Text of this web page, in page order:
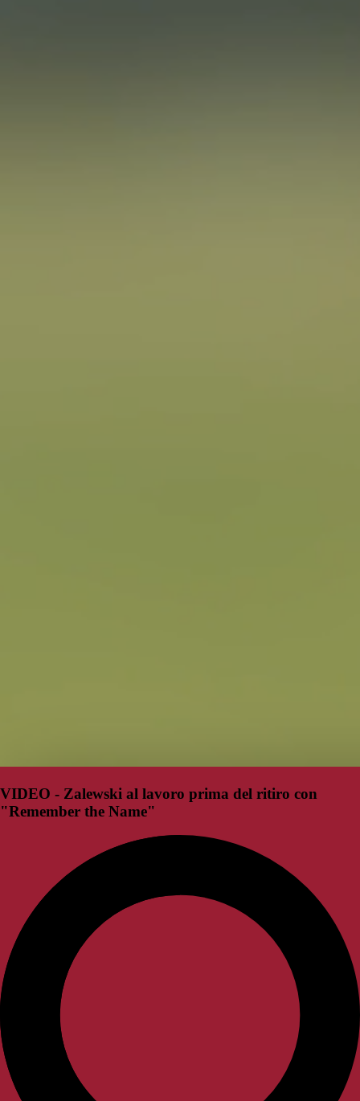
VIDEO - Zalewski al lavoro prima del ritiro con
"Remember the Name"